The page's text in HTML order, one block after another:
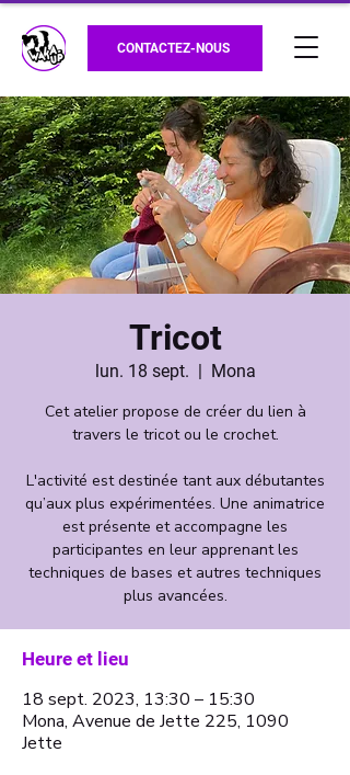
CONTACTEZ-NOUS
Tricot
lun. 18 sept.
  |
Mona
Cet atelier propose de créer du lien à
travers le tricot ou le crochet.
L'activité est destinée tant aux débutantes
qu’aux plus expérimentées. Une animatrice
est présente et accompagne les
participantes en leur apprenant les
techniques de bases et autres techniques
plus avancées.
Heure et lieu
18 sept. 2023, 13:30 – 15:30
Mona, Avenue de Jette 225, 1090
Jette